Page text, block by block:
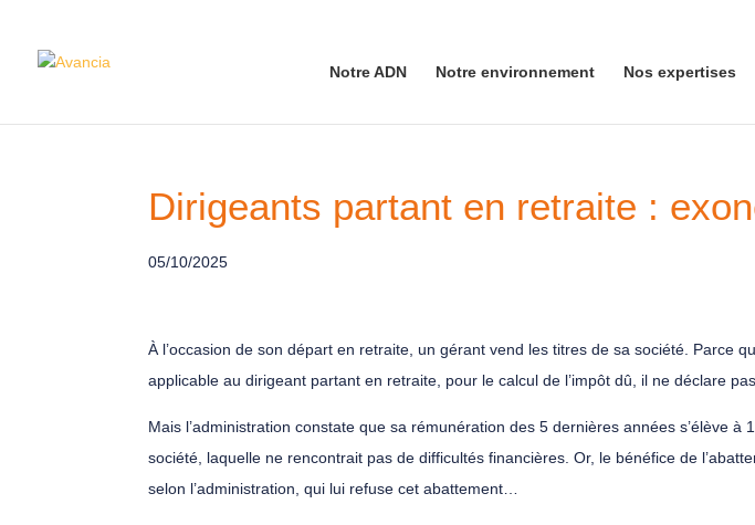
Notre ADN Notre environnement Nos expertises
Dirigeants partant en retraite :
05/10/2025
À l’occasion de son départ en retraite, un gérant vend les titres de sa société. Parce
applicable au dirigeant partant en retraite, pour le calcul de l’impôt dû, il ne déclare
Mais l’administration constate que sa rémunération des 5 dernières années s’élève
société, laquelle ne rencontrait pas de difficultés financières. Or, le bénéfice de
selon l’administration, qui lui refuse cet abattement…